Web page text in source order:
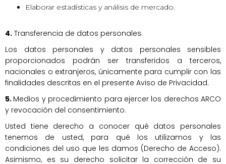
Elaborar estadísticas y análisis de mercado.
4. Transferencia de datos personales.
Los datos personales y datos personales sensibles
proporcionados podrán ser transferidos a terceros,
nacionales o extranjeros, únicamente para cumplir con las
finalidades descritas en el presente Aviso de Privacidad.
5. Medios y procedimiento para ejercer los derechos ARCO
y revocación del consentimiento.
Usted tiene derecho a conocer qué datos personales
tenemos de usted, para qué los utilizamos y las
condiciones del uso que les damos (Derecho de Acceso).
Asimismo, es su derecho solicitar la corrección de su